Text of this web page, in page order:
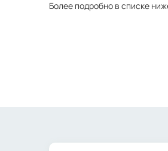
Более подробно в списке